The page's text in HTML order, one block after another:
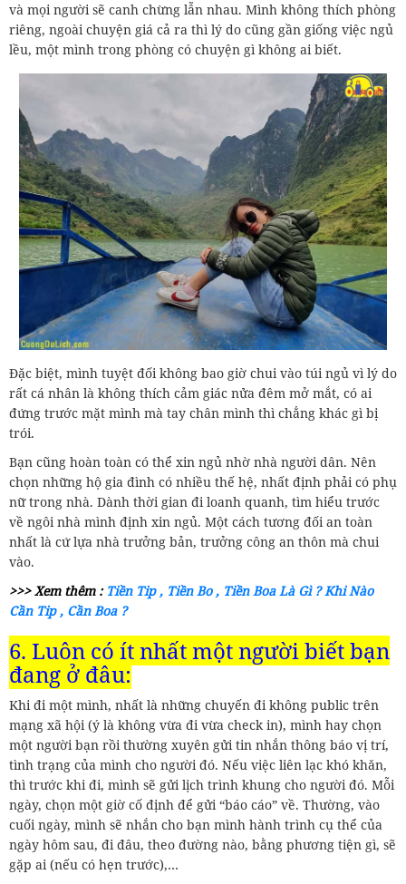
và mọi người sẽ canh chừng lẫn nhau. Mình không thích phòng
riêng, ngoài chuyện giá cả ra thì lý do cũng gần giống việc ngủ
lều, một mình trong phòng có chuyện gì không ai biết.
Đặc biệt, mình tuyệt đối không bao giờ chui vào túi ngủ vì lý do
rất cá nhân là không thích cảm giác nửa đêm mở mắt, có ai
đứng trước mặt mình mà tay chân mình thì chẳng khác gì bị
trói.
Bạn cũng hoàn toàn có thể xin ngủ nhờ nhà người dân. Nên
chọn những hộ gia đình có nhiều thế hệ, nhất định phải có phụ
nữ trong nhà. Dành thời gian đi loanh quanh, tìm hiểu trước
về ngôi nhà mình định xin ngủ. Một cách tương đối an toàn
nhất là cứ lựa nhà trưởng bản, trưởng công an thôn mà chui
vào.
>>> Xem thêm : Tiền Tip , Tiền Bo , Tiền Boa Là Gì ? Khi Nào
Cần Tip , Cần Boa ?
6. Luôn có ít nhất một người biết bạn
đang ở đâu:
Khi đi một mình, nhất là những chuyến đi không public trên
mạng xã hội (ý là không vừa đi vừa check in), mình hay chọn
một người bạn rồi thường xuyên gửi tin nhắn thông báo vị trí,
tình trạng của mình cho người đó. Nếu việc liên lạc khó khăn,
thì trước khi đi, mình sẽ gửi lịch trình khung cho người đó. Mỗi
ngày, chọn một giờ cố định để gửi “báo cáo” về. Thường, vào
cuối ngày, mình sẽ nhắn cho bạn mình hành trình cụ thể của
ngày hôm sau, đi đâu, theo đường nào, bằng phương tiện gì, sẽ
gặp ai (nếu có hẹn trước),…